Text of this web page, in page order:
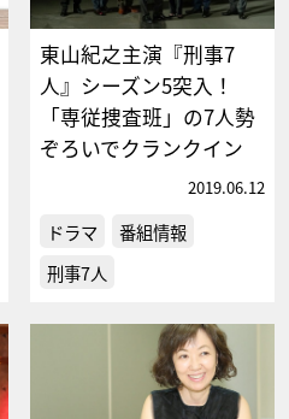
東山紀之主演『刑事7
人』シーズン5突入！
「専従捜査班」の7人勢
ぞろいでクランクイン
2019.06.12
ドラマ
番組情報
刑事7人